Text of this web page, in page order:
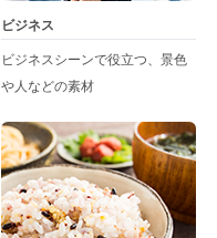
ビジネス
ビジネスシーンで役立つ、景色
や人などの素材